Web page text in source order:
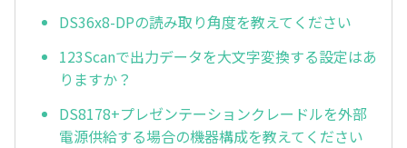
DS36x8-DPの読み取り角度を教えてください
123Scanで出力データを大文字変換する設定はあ
りますか？
DS8178+プレゼンテーションクレードルを外部
電源供給する場合の機器構成を教えてください